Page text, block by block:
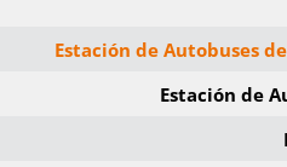
Estación de Autobuses
Estación de